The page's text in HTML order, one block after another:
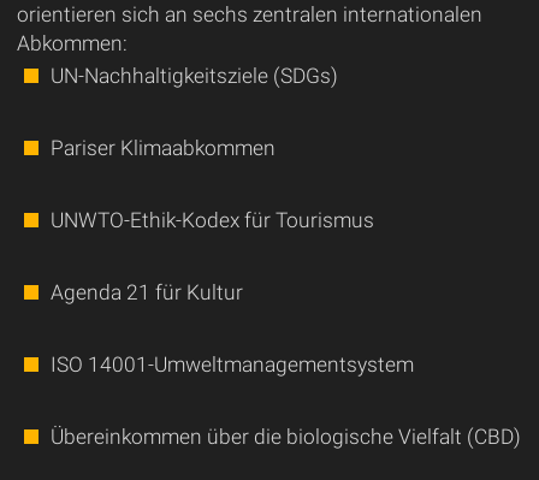
orientieren sich an sechs zentralen internationalen
Abkommen:
UN-Nachhaltigkeitsziele (SDGs)
Pariser Klimaabkommen
UNWTO-Ethik-Kodex für Tourismus
Agenda 21 für Kultur
ISO 14001-Umweltmanagementsystem
Übereinkommen über die biologische Vielfalt (CBD)